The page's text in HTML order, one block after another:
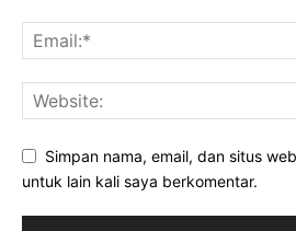
Simpan nama, email, dan situs
untuk lain kali saya berkomentar.